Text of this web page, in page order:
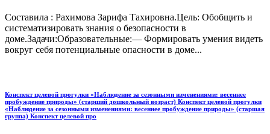
Составила : Рахимова Зарифа Тахировна.Цель: Обобщить и
систематизировать знания о безопасности в
доме.Задачи:Образовательные:— Формировать умения видеть
вокруг себя потенциальные опасности в доме...
Конспект целевой прогулки «Наблюдение за сезонными изменениями: весеннее
пробуждение природы» (старший дошкольный возраст) Конспект целевой прогулки
«Наблюдение за сезонными изменениями: весеннее пробуждение природы» (старшая
группа) Конспект целевой про